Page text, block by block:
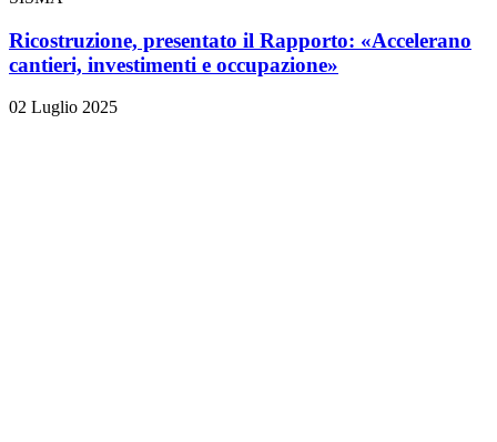
Ricostruzione, presentato il Rapporto: «Accelerano
cantieri, investimenti e occupazione»
02 Luglio 2025